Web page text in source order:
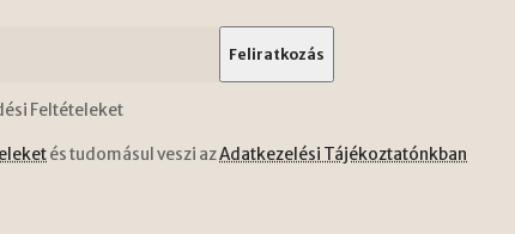
Feltételeket
és tudomásul veszi azAdatkezelési Tájékoztatónkban